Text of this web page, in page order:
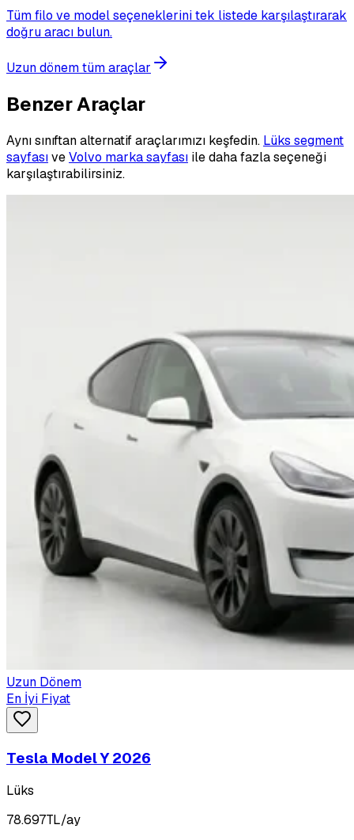
Tüm filo ve model seçeneklerini tek listede karşılaştırarak
doğru aracı bulun.
Uzun dönem tüm araçlar
Benzer Araçlar
Aynı sınıftan alternatif araçlarımızı keşfedin. Lüks segment
sayfasıveVolvo marka sayfası ile daha fazla seçeneği
karşılaştırabilirsiniz.
Uzun Dönem
En İyi Fiyat
Tesla Model Y 2026
Lüks
78.697TL/ay